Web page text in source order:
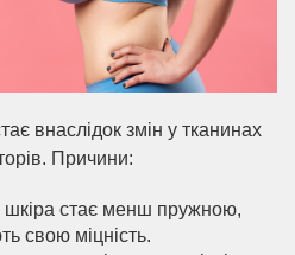
внаслідок змін у тканинах
Причини:
шкіра стає менш пружною,
свою міцність.